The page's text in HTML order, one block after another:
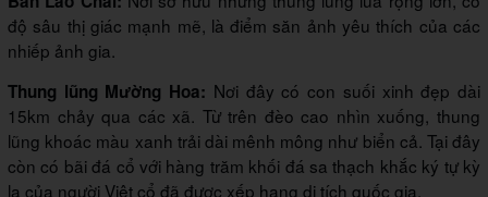
độ sâu thị giác mạnh mẽ, là điểm săn ảnh yêu thích của các
nhiếp ảnh gia.
Thung lũng Mường Hoa: Nơi đây có con suối xinh đẹp dài
15km chảy qua các xã. Từ trên đèo cao nhìn xuống, thung
lũng khoác màu xanh trải dài mênh mông như biển cả. Tại đây
còn có bãi đá cổ với hàng trăm khối đá sa thạch khắc ký tự kỳ
lạ của người Việt cổ đã được xếp hạng di tích quốc gia.